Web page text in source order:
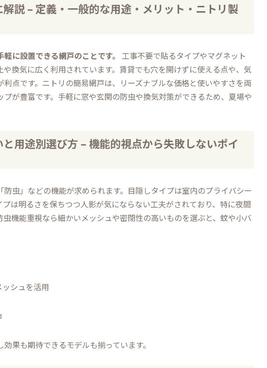
説 – 定義・一般的な用途・メリット・ニトリ製
に設置できる網戸のことです。 工事不要で貼るタイプやマグネット
換気に広く利用されています。賃貸でも穴を開けずに使える点や、気
点です。ニトリの簡易網戸は、リーズナブルな価格と使いやすさを両
が豊富です。手軽に窓や玄関の防虫や換気対策ができるため、夏場や
用途別選び方 – 機能的視点から失敗しないポイ
虫」などの機能が求められます。目隠しタイプは室内のプライバシー
は明るさを保ちつつ人影が気にならない工夫がされており、特に夜間
機能重視なら細かいメッシュや密閉性の高いものを選ぶと、蚊や小バ
シュを活用
果も期待できるモデルも揃っています。